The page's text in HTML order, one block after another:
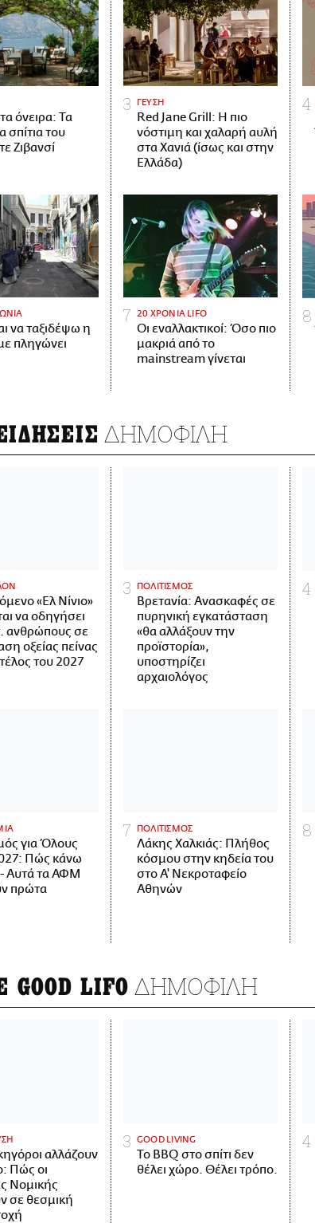
όνειρα: Τα
σπίτια του
Ζιβανσί
ΓΕΥΣΗ
Red Jane Grill: Η πιο
νόστιμη και χαλαρή αυλή
στα Χανιά (ίσως και στην
Ελλάδα)
να ταξιδέψω η
πληγώνει
20 ΧΡΟΝΙΑ LIFO
Οι εναλλακτικοί: Όσο πιο
μακριά από το
mainstream γίνεται
ΔΗΜΟΦΙΛΗ
«Ελ Νίνιο»
να οδηγήσει
ανθρώπους σε
οξείας πείνας
του 2027
ΠΟΛΙΤΙΣΜΟΣ
Βρετανία: Ανασκαφές σε
πυρηνική εγκατάσταση
«θα αλλάξουν την
προϊστορία»,
υποστηρίζει
αρχαιολόγος
για Όλους
Πώς κάνω
Αυτά τα ΑΦΜ
πρώτα
ΠΟΛΙΤΙΣΜΟΣ
Λάκης Χαλκιάς: Πλήθος
κόσμου στην κηδεία του
στο Α' Νεκροταφείο
Αθηνών
GOOD LIFO ΔΗΜΟΦΙΛΗ
αλλάζουν
Πώς οι
Νομικής
σε θεσμική
GOOD LIVING
Το BBQ στο σπίτι δεν
θέλει χώρο. Θέλει τρόπο.